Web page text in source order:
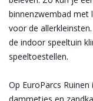
binnenzwembad met
voor de
de indoor speeltuin
speeltoestellen.
Op EuroParcs